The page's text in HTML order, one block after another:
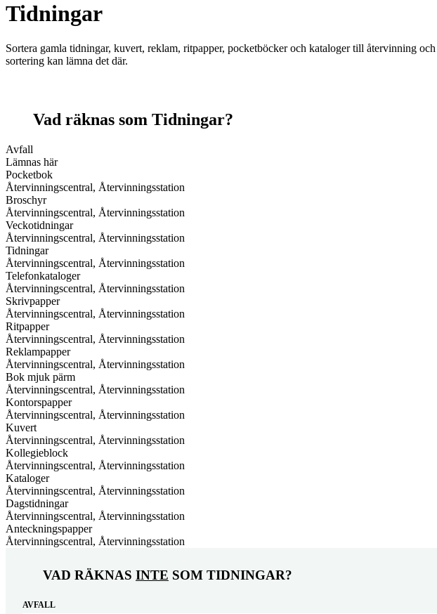
Tidningar
Sortera gamla tidningar, kuvert, reklam, ritpapper, pocketböcker och kataloger till återvinning
sortering kan lämna det där.
Vad räknas som Tidningar?
Avfall
Lämnas här
Pocketbok
Återvinningscentral, Återvinningsstation
Broschyr
Återvinningscentral, Återvinningsstation
Veckotidningar
Återvinningscentral, Återvinningsstation
Tidningar
Återvinningscentral, Återvinningsstation
Telefonkataloger
Återvinningscentral, Återvinningsstation
Skrivpapper
Återvinningscentral, Återvinningsstation
Ritpapper
Återvinningscentral, Återvinningsstation
Reklampapper
Återvinningscentral, Återvinningsstation
Bok mjuk pärm
Återvinningscentral, Återvinningsstation
Kontorspapper
Återvinningscentral, Återvinningsstation
Kuvert
Återvinningscentral, Återvinningsstation
Kollegieblock
Återvinningscentral, Återvinningsstation
Kataloger
Återvinningscentral, Återvinningsstation
Dagstidningar
Återvinningscentral, Återvinningsstation
Anteckningspapper
Återvinningscentral, Återvinningsstation
VAD RÄKNAS INTE SOM TIDNINGAR?
AVFALL